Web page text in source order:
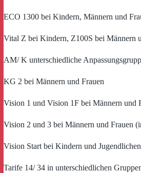
ECO 1300 bei Kindern, Männern und
Vital Z bei Kindern, Z100S bei Männern
AM/ K unterschiedliche
KG 2 bei Männern und Frauen
Vision 1 und Vision 1F bei Männern und
Vision 2 und 3 bei Männern und Frauen
Vision Start bei Kindern und Jugendlichen
Tarife 14/ 34 in unterschiedlichen